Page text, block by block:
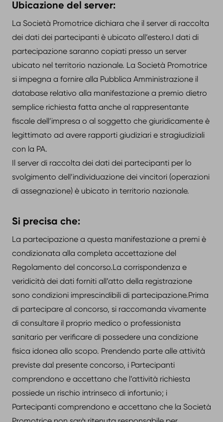
Ubicazione del server:
La Società Promotrice dichiara che il server di raccolta
dei dati dei partecipanti è ubicato all’estero.I dati di
partecipazione saranno copiati presso un server
ubicato nel territorio nazionale. La Società Promotrice
si impegna a fornire alla Pubblica Amministrazione il
database relativo alla manifestazione a premio dietro
semplice richiesta fatta anche al rappresentante
fiscale dell’impresa o al soggetto che giuridicamente è
legittimato ad avere rapporti giudiziari e stragiudiziali
con la PA.
Il server di raccolta dei dati dei partecipanti per lo
svolgimento dell’individuazione dei vincitori (operazioni
di assegnazione) è ubicato in territorio nazionale.
Si precisa che:
La partecipazione a questa manifestazione a premi è
condizionata alla completa accettazione del
Regolamento del concorso.La corrispondenza e
veridicità dei dati forniti all’atto della registrazione
sono condizioni imprescindibili di partecipazione.Prima
di partecipare al concorso, si raccomanda vivamente
di consultare il proprio medico o professionista
sanitario per verificare di possedere una condizione
fisica idonea allo scopo. Prendendo parte alle attività
previste dal presente concorso, i Partecipanti
comprendono e accettano che l’attività richiesta
possiede un rischio intrinseco di infortunio; i
Partecipanti comprendono e accettano che la Società